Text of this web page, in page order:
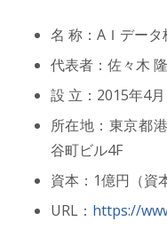
名 称：AＩデー
代表者：佐々木
設 立：2015年4月
所在地：東京都
谷町ビル4F
資本：1億円（資
URL： https://